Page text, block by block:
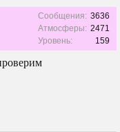
Сообщения: 3636
Атмосферы: 2471
Уровень:
159